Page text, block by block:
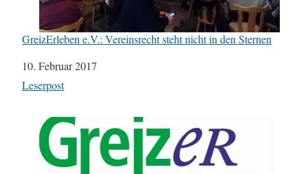
GreizErleben e.V.: Vereinsrecht steht nicht in den Sternen
Datum
10. Februar 2017
In Bezug auf
Leserpost